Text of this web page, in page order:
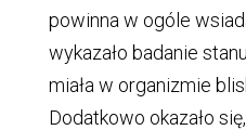
powinna w ogóle
wykazało badanie
miała w organizmie
Dodatkowo okazało